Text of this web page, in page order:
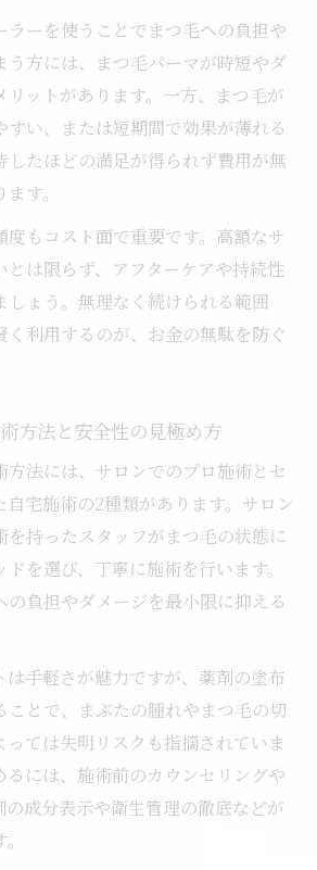
ラーを使うことでまつ毛への負担や
う方には、まつ毛パーマが時短やダ
リットがあります。一方、まつ毛が
すい、または短期間で効果が薄れる
したほどの満足が得られず費用が無
す。
度もコスト面で重要です。高額なサ
とは限らず、アフターケアや持続性
しょう。無理なく続けられる範囲
く利用するのが、お金の無駄を防ぐ
方法と安全性の見極め方
方法には、サロンでのプロ施術とセ
自宅施術の2種類があります。サロン
を持ったスタッフがまつ毛の状態に
を選び、丁寧に施術を行います。
の負担やダメージを最小限に抑える
は手軽さが魅力ですが、薬剤の塗布
ことで、まぶたの腫れやまつ毛の切
っては失明リスクも指摘されていま
るには、施術前のカウンセリングや
の成分表示や衛生管理の徹底などが